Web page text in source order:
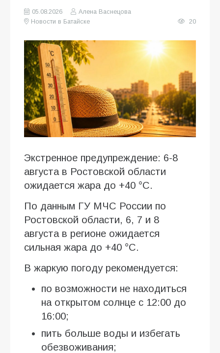
05.08.2026
Алена Васнецова
Новости в Батайске
20
Экстренное предупреждение: 6-8
августа в Ростовской области
ожидается жара до +40 °C.
По данным ГУ МЧС России по
Ростовской области, 6, 7 и 8
августа в регионе ожидается
сильная жара до +40 °C.
В жаркую погоду рекомендуется:
по возможности не находиться
на открытом солнце с 12:00 до
16:00;
пить больше воды и избегать
обезвоживания;